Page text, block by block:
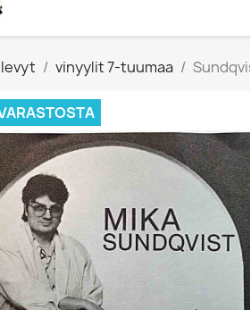
vinyylit 7-tuumaa